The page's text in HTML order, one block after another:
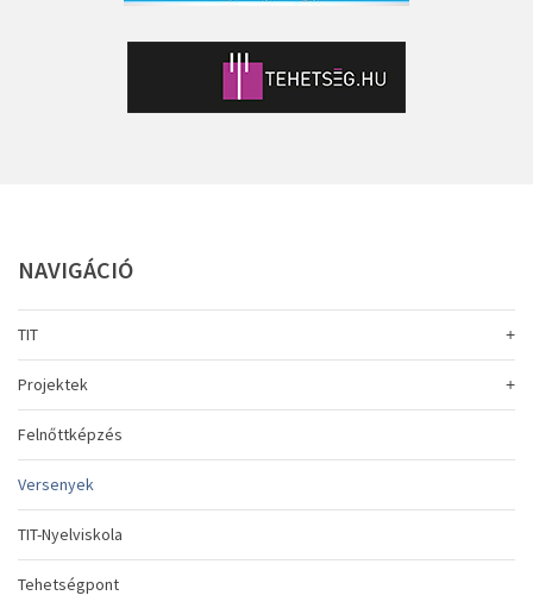
NAVIGÁCIÓ
TIT
Projektek
Felnőttképzés
Versenyek
TIT-Nyelviskola
Tehetségpont